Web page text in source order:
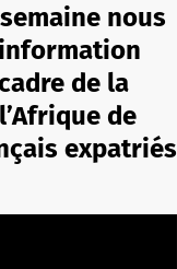
haut/bas
pour
augmenter
ou
diminuer
nous
de la
de
expatriés